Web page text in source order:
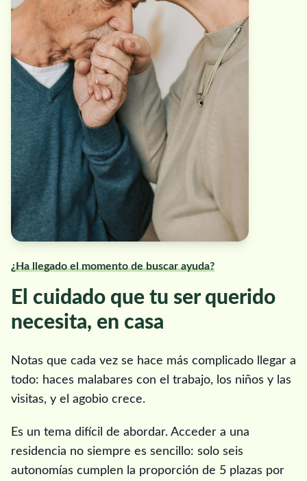
¿Ha llegado el momento de buscar ayuda?
El cuidado que tu ser querido
necesita, en casa
Notas que cada vez se hace más complicado llegar a
todo: haces malabares con el trabajo, los niños y las
visitas, y el agobio crece.
Es un tema difícil de abordar. Acceder a una
residencia no siempre es sencillo: solo seis
autonomías cumplen la proporción de 5 plazas por